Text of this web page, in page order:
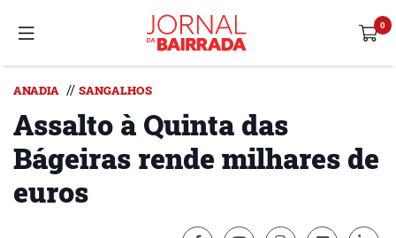
ANADIA // SANGALHOS
Assalto à Quinta das
Bágeiras rende milhares de
euros